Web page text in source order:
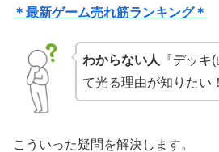
＊最新ゲーム売れ筋ランキング＊
わからない人 『デッキ
て光る理由が知りたい
こういった疑問を解決します。